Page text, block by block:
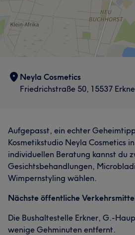
Neyla Cosmetics
Friedrichstraße 50, 15537
Aufgepasst, ein echter
Kosmetikstudio Neyla Cosmetics
individuellen Beratung kannst du
Gesichtsbehandlungen,
Wimpernstyling wählen.
Nächste öffentliche
Die Bushaltestelle Erkner, G.-
wenige Gehminuten entfernt.